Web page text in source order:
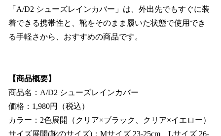
「A/D2 シューズレインカバー」は、外出先でもすぐに装
着できる携帯性と、靴をそのまま履いた状態で使用でき
る手軽さから、おすすめの商品です。
【商品概要】
商品名：A/D2 シューズレインカバー
価格：1,980円（税込）
カラー：2色展開（クリア×ブラック、クリア×イエロー）
サイズ展開(靴のサイズ)：Mサイズ 23-25cm、Lサイズ 26-